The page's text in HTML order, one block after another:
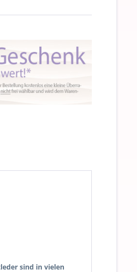
sind in vielen